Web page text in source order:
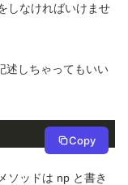
しなければいけませ
述しちゃってもいい
Copy
ソッドは np と書き